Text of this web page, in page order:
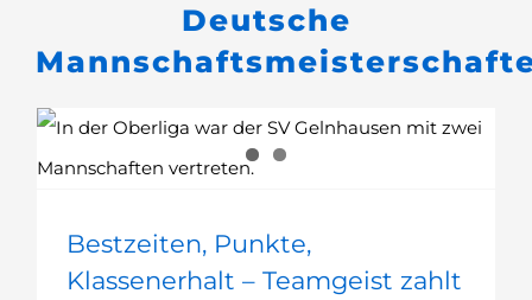
Deutsche
Bestzeiten, Punkte,
Klassenerhalt – Teamgeist zahlt